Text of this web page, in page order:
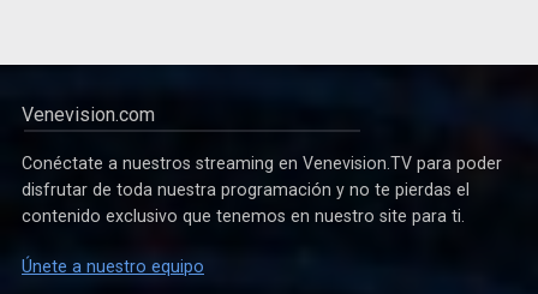
Venevision.com
Conéctate a nuestros streaming en Venevision.TV para poder
disfrutar de toda nuestra programación y no te pierdas el
contenido exclusivo que tenemos en nuestro site para ti.
Únete a nuestro equipo